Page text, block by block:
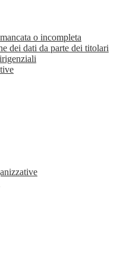
o incompleta
dei dati da parte dei titolari